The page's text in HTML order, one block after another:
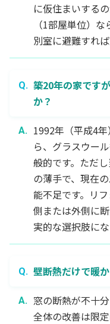
に仮住まいする
（1部屋単位）
別室に避難すれば
築20年の家です
か？
1992年（平成4
ら、グラスウー
般的です。ただ
の薄手で、現在
能不足です。リ
側または外側に
実的な選択肢にな
壁断熱だけで暖
窓の断熱が不十
全体の改善は限